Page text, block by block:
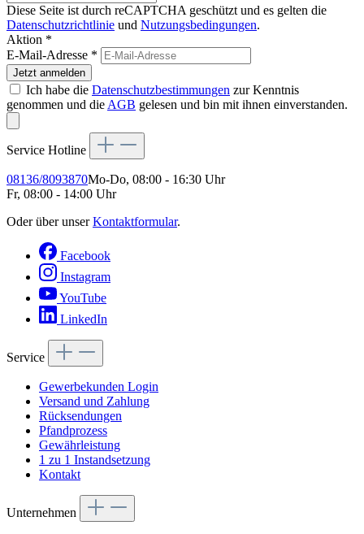
Diese Seite ist durch reCAPTCHA geschützt und es gelten die
Datenschutzrichtlinie und Nutzungsbedingungen.
Aktion *
E-Mail-Adresse *
Jetzt anmelden
Ich habe die Datenschutzbestimmungen zur Kenntnis
genommen und die AGB gelesen und bin mit ihnen einverstanden.
Service Hotline
08136/8093870Mo-Do, 08:00 - 16:30 Uhr
Fr, 08:00 - 14:00 Uhr
Oder über unserKontaktformular.
Facebook
Instagram
YouTube
LinkedIn
Service
Gewerbekunden Login
Versand und Zahlung
Rücksendungen
Pfandprozess
Gewährleistung
1 zu 1 Instandsetzung
Kontakt
Unternehmen